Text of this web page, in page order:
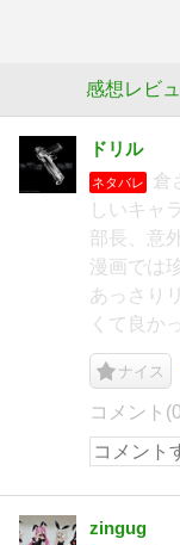
感想レビ
ドリル
ネタバレ
倉
しいキャ
部長、意
漫画では
あっさり
くて良か
ナイス
コメント
zingug